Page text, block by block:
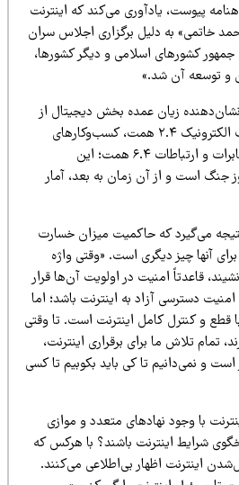
یادآوری می‌کند که اینترنت
به دلیل برگزاری اجلاس سران
اسلامی و دیگر کشورها،
آن شد.»
زیان عمده بخش دیجیتال از
قطعی اینترنت است: «تجارت الکترونیک ۲.۴ همت، کسب‌وکارهای
بزرگ‌مقیاس ۵.۵ همت، مخابرات و ارتباطات ۶.۴ همت؛ این
و از آن زمان به بعد، آمار
می‌گیرد که حاکمیت میزان خسارت
چیز دیگری است. «وقتی واژه
قاعدتاً امنیت در اولویت آن‌ها قرار
دسترسی آزاد به اینترنت باشد؛ اما
کنترل کامل اینترنت است. تا وقتی
تلاش ما برای برقراری اینترنت،
تا کی باید بکوبیم تا کسی
وجود نهادهای متعدد و موازی
اینترنت باشند؟ با هرکس که
اظهار بی‌اطلاعی می‌کنند.